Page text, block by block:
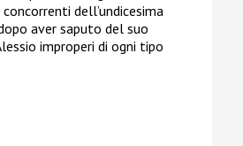
concorrenti dell’undicesima
aver saputo del suo
improperi di ogni tipo